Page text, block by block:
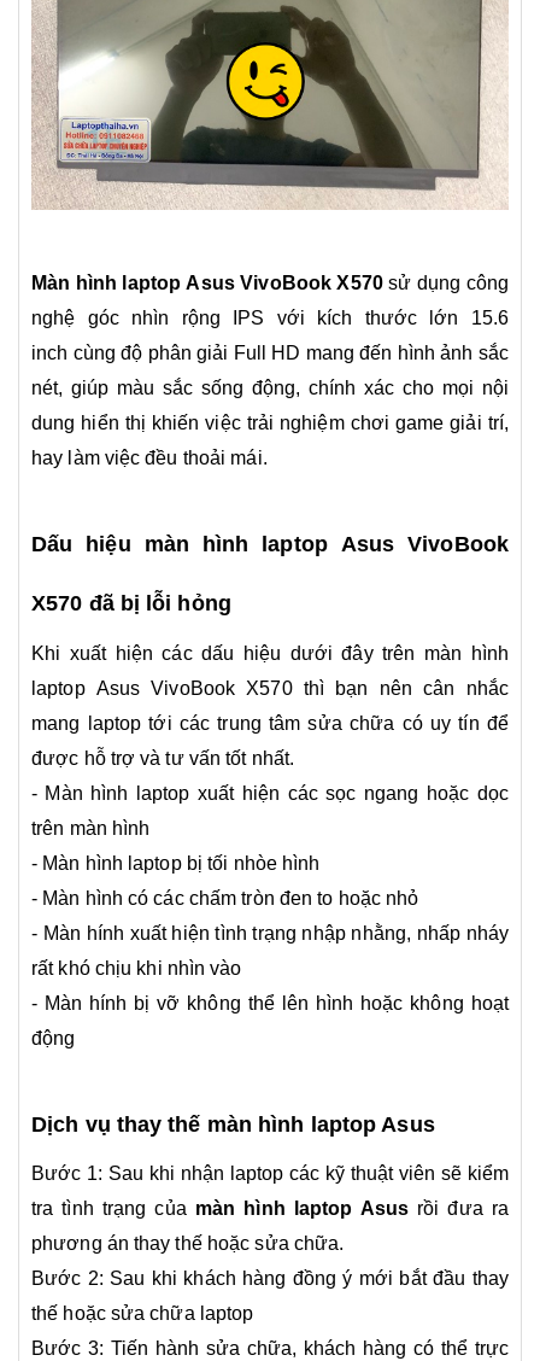
Màn hình laptop Asus VivoBook X570sử dụng công
nghệ góc nhìn rộng IPS với kích thước lớn 15.6
inch cùng độ phân giải Full HD mang đến hình ảnh sắc
nét, giúp màu sắc sống động, chính xác cho mọi nội
dung hiển thị khiến việc trải nghiệm chơi game giải trí,
hay làm việc đều thoải mái.
Dấu hiệu màn hình laptop Asus VivoBook
X570 đã bị lỗi hỏng
Khi xuất hiện các dấu hiệu dưới đây trên màn hình
laptop Asus VivoBook X570 thì bạn nên cân nhắc
mang laptop tới các trung tâm sửa chữa có uy tín để
được hỗ trợ và tư vấn tốt nhất.
- Màn hình laptop xuất hiện các sọc ngang hoặc dọc
trên màn hình
- Màn hình laptop bị tối nhòe hình
- Màn hình có các chấm tròn đen to hoặc nhỏ
- Màn hính xuất hiện tình trạng nhập nhằng, nhấp nháy
rất khó chịu khi nhìn vào
- Màn hính bị vỡ không thể lên hình hoặc không hoạt
động
Dịch vụ thay thế màn hình laptop Asus
Bước 1: Sau khi nhận laptop các kỹ thuật viên sẽ kiểm
tra tình trạng của màn hình laptop Asusrồi đưa ra
phương án thay thế hoặc sửa chữa.
Bước 2: Sau khi khách hàng đồng ý mới bắt đầu thay
thế hoặc sửa chữa laptop
Bước 3: Tiến hành sửa chữa, khách hàng có thể trực